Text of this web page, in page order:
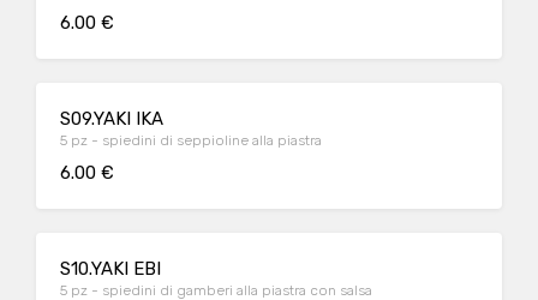
6.00 €
S09.YAKI IKA
5 pz - spiedini di seppioline alla piastra
6.00 €
S10.YAKI EBI
5 pz - spiedini di gamberi alla piastra con salsa